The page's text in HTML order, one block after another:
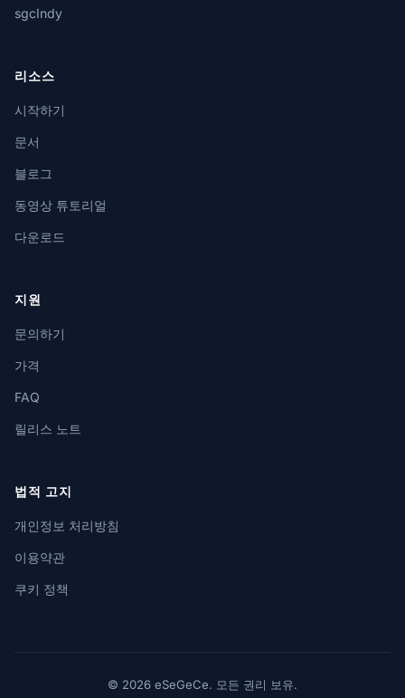
sgcIndy
리소스
시작하기
문서
블로그
동영상 튜토리얼
다운로드
지원
문의하기
가격
FAQ
릴리스 노트
법적 고지
개인정보 처리방침
이용약관
쿠키 정책
© 2026 eSeGeCe. 모든 권리 보유.